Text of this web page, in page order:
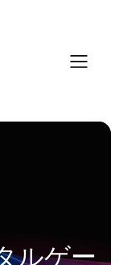
ルゲー